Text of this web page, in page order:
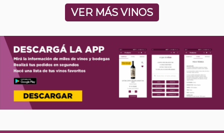
VER MÁS VINOS